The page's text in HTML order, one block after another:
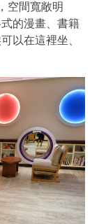
空間寬敞明
的漫畫、書籍
以在這裡坐、